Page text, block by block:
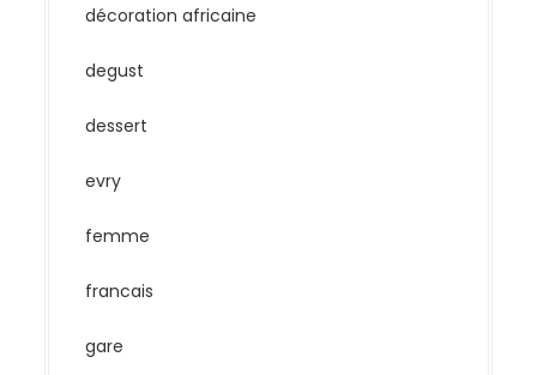
décoration africaine
degust
dessert
evry
femme
francais
gare